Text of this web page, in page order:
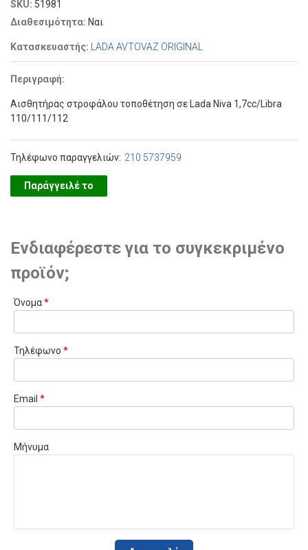
SKU: 51981
Διαθεσιμότητα: Ναι
Κατασκευαστής: LADA AVTOVAZ ORIGINAL
Περιγραφή:
Αισθητήρας στροφάλου τοποθέτηση σε Lada Niva 1,7cc/Libra
110/111/112
Τηλέφωνο παραγγελιών: 210 5737959
Παράγγειλέ το
Ενδιαφέρεστε για το συγκεκριμένο
προϊόν;
Όνομα*
Τηλέφωνο *
Email *
Μήνυμα